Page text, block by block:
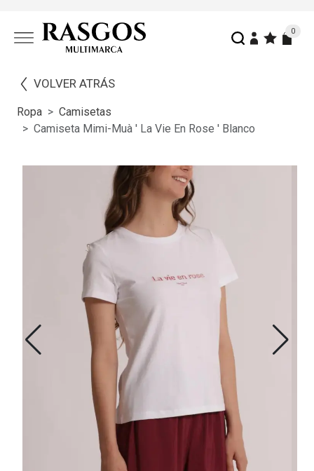
0
VOLVER ATRÁS
Ropa
Camisetas
Camiseta Mimi-Muà ' La Vie En Rose ' Blanco